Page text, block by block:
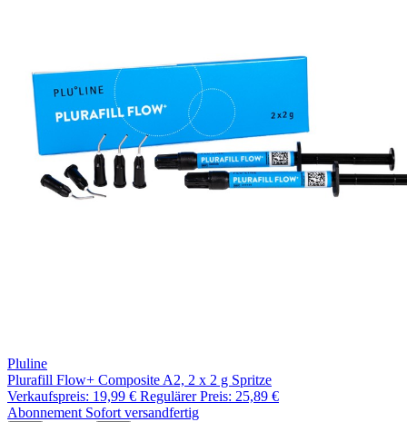
Pluline
Plurafill Flow+ Composite A2, 2 x 2 g Spritze
Verkaufspreis: 19,99 € Regulärer Preis: 25,89 €
Abonnement Sofort versandfertig